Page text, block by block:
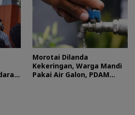
Morotai Dilanda
Kekeringan, Warga Mandi
Pakai Air Galon, PDAM